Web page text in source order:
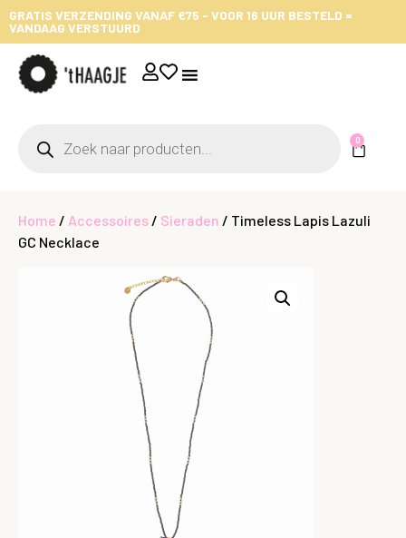
GRATIS VERZENDING VANAF €75 - VOOR 16 UUR BESTELD =
VANDAAG VERSTUURD
0
Home / Accessoires / Sieraden / Timeless Lapis Lazuli
GC Necklace